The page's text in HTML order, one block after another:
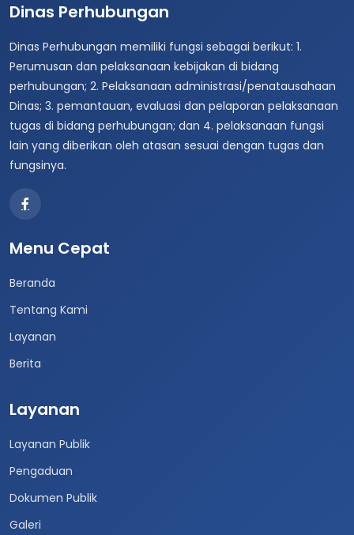
Dinas Perhubungan
Dinas Perhubungan memiliki fungsi sebagai berikut: 1.
Perumusan dan pelaksanaan kebijakan di bidang
perhubungan; 2. Pelaksanaan administrasi/penatausahaan
Dinas; 3. pemantauan, evaluasi dan pelaporan pelaksanaan
tugas di bidang perhubungan; dan 4. pelaksanaan fungsi
lain yang diberikan oleh atasan sesuai dengan tugas dan
fungsinya.
Menu Cepat
Beranda
Tentang Kami
Layanan
Berita
Layanan
Layanan Publik
Pengaduan
Dokumen Publik
Galeri